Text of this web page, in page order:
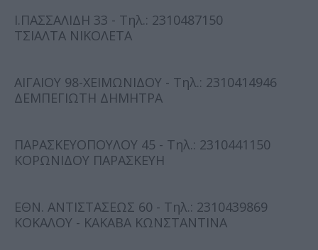
Ι.ΠΑΣΣΑΛΙΔΗ 33 - Τηλ.: 2310487150
ΤΣΙΑΛΤΑ ΝΙΚΟΛΕΤΑ
ΑΙΓΑΙΟΥ 98-ΧΕΙΜΩΝΙΔΟΥ - Τηλ.: 2310414946
ΔΕΜΠΕΓΙΩΤΗ ΔΗΜΗΤΡΑ
ΠΑΡΑΣΚΕΥΟΠΟΥΛΟΥ 45 - Τηλ.: 2310441150
ΚΟΡΩΝΙΔΟΥ ΠΑΡΑΣΚΕΥΗ
ΕΘΝ. ΑΝΤΙΣΤΑΣΕΩΣ 60 - Τηλ.: 2310439869
ΚΟΚΑΛΟΥ - ΚΑΚΑΒΑ ΚΩΝΣΤΑΝΤΙΝΑ